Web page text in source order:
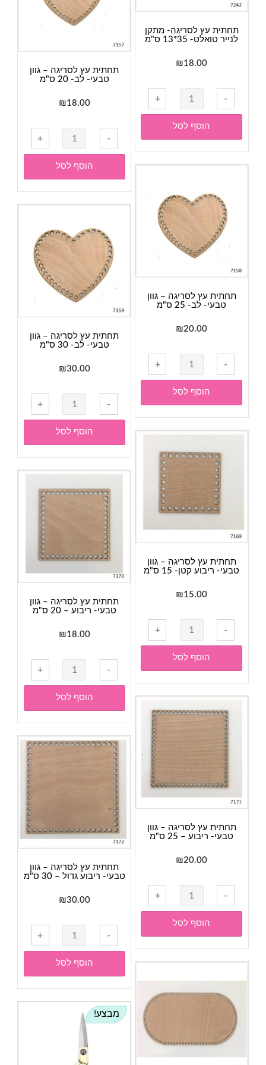
ס"מ
תחתית עץ לסריגה- מתקן
לנייר טואלט- 35*13 ס"מ
₪18.00
-
כמות
של
תחתית
עץ
לסריגה-
מתקן
טואלט-
35*13
+
הוסף לסל
תחתית עץ לסריגה – גוון
טבעי- לב- 20 ס"מ
₪18.00
-
כמות
של
תחתית
עץ
לסריגה
-
טבעי-
לב-
+
הוסף לסל
תחתית עץ לסריגה – גוון
טבעי- לב- 25 ס"מ
₪20.00
-
כמות
של
תחתית
עץ
לסריגה
-
טבעי-
ס"מ
+
הוסף לסל
תחתית עץ לסריגה – גוון
טבעי- לב- 30 ס"מ
₪30.00
-
כמות
של
תחתית
עץ
לסריגה
-
גוון
+
הוסף לסל
תחתית עץ לסריגה – גוון
טבעי- ריבוע קטן- 15 ס"מ
₪15.00
-
כמות
של
תחתית
עץ
לסריגה
-
גוון
ס"מ
+
הוסף לסל
תחתית עץ לסריגה – גוון
טבעי- ריבוע – 20 ס"מ
₪18.00
-
כמות
של
תחתית
עץ
לסריגה
-
+
הוסף לסל
תחתית עץ לסריגה – גוון
טבעי- ריבוע – 25 ס"מ
₪20.00
-
כמות
של
תחתית
עץ
לסריגה
-
טבעי-
ס"מ
+
הוסף לסל
תחתית עץ לסריגה – גוון
טבעי- ריבוע גדול – 30 ס"מ
₪30.00
-
כמות
של
תחתית
עץ
לסריגה
-
+
הוסף לסל
מבצע!